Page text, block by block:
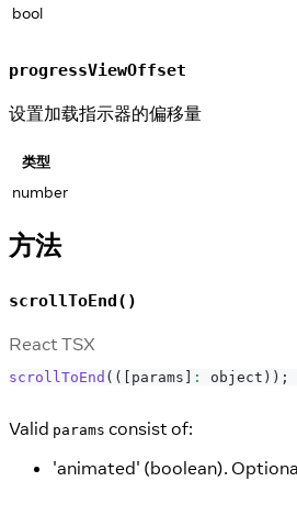
bool
progressViewOffset
设置加载指示器的偏移量
类型
number
方法
scrollToEnd()
React TSX
scrollToEnd ( ( [ params ] : object ) ) ;
Valid params consist of:
'animated' (boolean).